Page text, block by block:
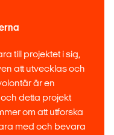
till projektet i sig,
att utvecklas och
är en
detta projekt
om att utforska
med och bevara